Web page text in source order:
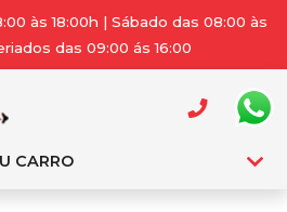
às 18:00h | Sábado das 08:00 às
das 09:00 ás 16:00
CARRO